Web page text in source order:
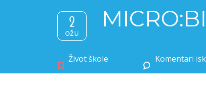
2
ožu
Život škole Komentari